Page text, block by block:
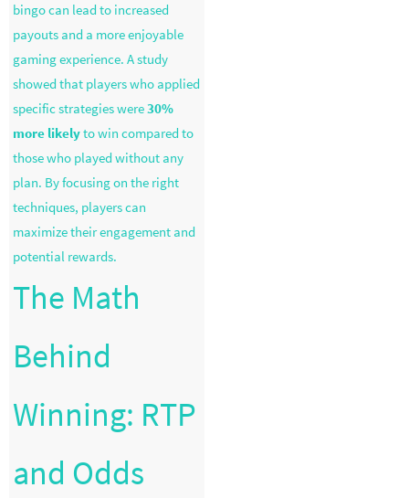
bingo can lead to increased
payouts and a more enjoyable
gaming experience. A study
showed that players who applied
specific strategies were30%
more likelyto win compared to
those who played without any
plan. By focusing on the right
techniques, players can
maximize their engagement and
potential rewards.
The Math
Behind
Winning: RTP
and Odds